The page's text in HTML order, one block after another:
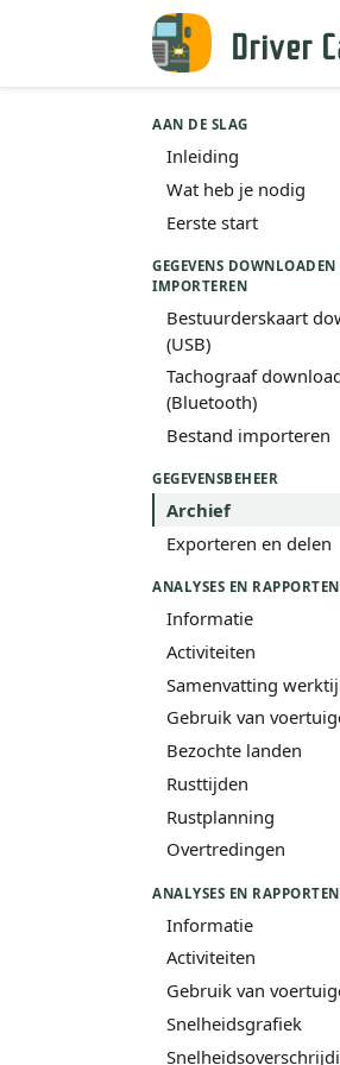
Driver
AAN DE SLAG
Inleiding
Wat heb je nodig
Eerste start
GEGEVENS DOWNLOADEN
IMPORTEREN
Bestuurderskaart
(USB)
Tachograaf
(Bluetooth)
Bestand importeren
GEGEVENSBEHEER
Archief
Exporteren en delen
ANALYSES EN RAPPORTEN
Informatie
Activiteiten
Samenvatting
Gebruik van
Bezochte landen
Rusttijden
Rustplanning
Overtredingen
ANALYSES EN RAPPORTEN
Informatie
Activiteiten
Gebruik van
Snelheidsgrafiek